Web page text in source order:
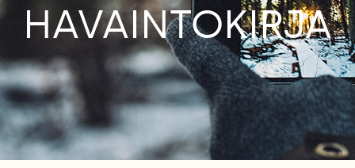
HAVAINTOKIRJA